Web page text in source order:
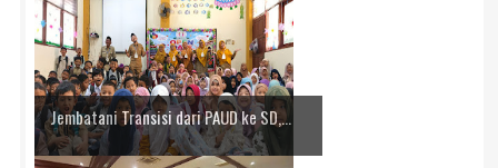
Jembatani Transisi dari PAUD ke SD,...